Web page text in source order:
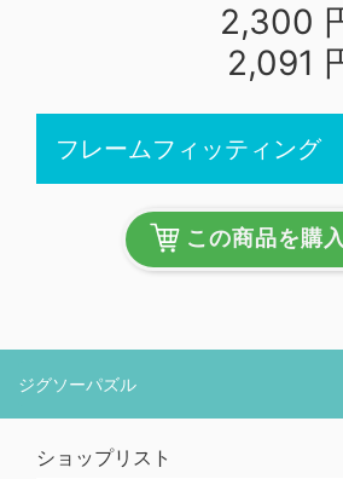
2,300
2,091
フレームフィッティング
この商品を購
ジグソーパズル
ショップリスト